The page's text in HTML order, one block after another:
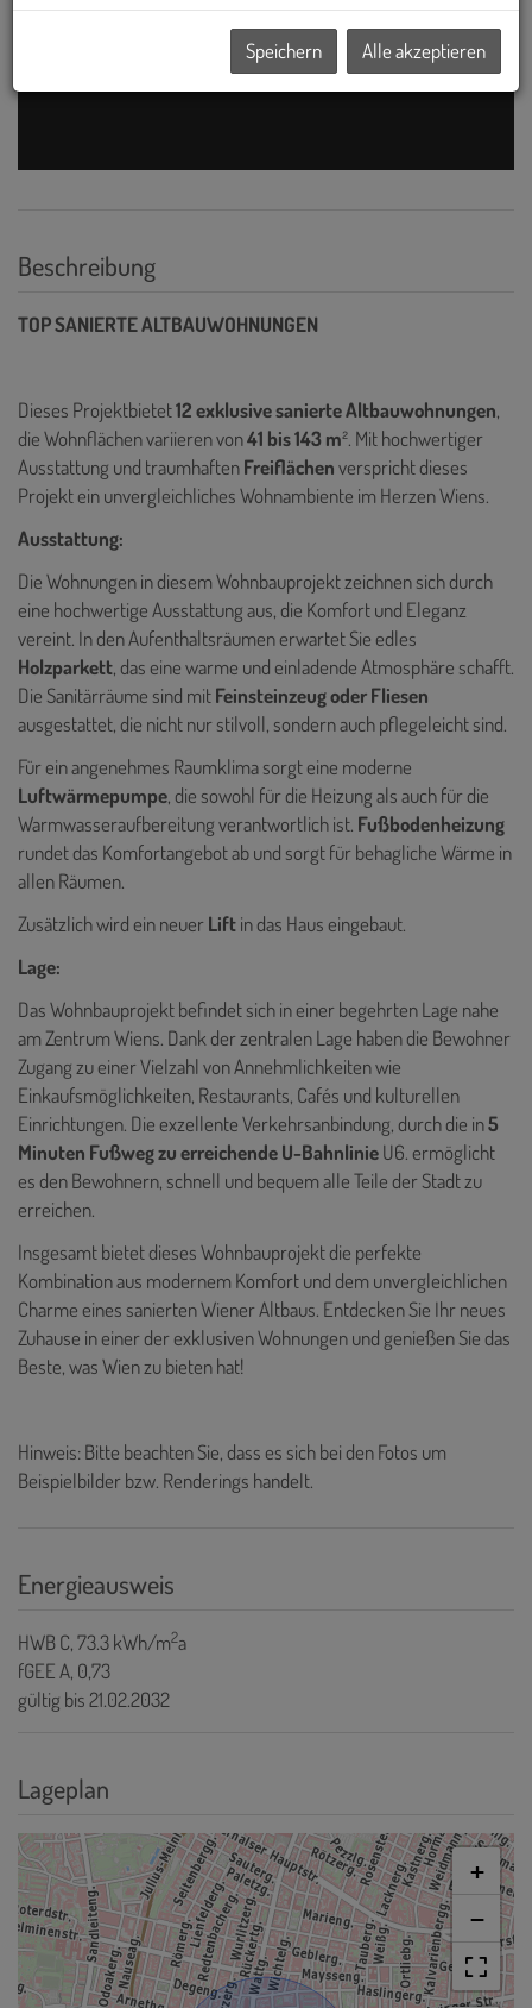
Beschreibung
TOP SANIERTE ALTBAUWOHNUNGEN
Dieses Projektbietet12 exklusive sanierte Altbauwohnungen,
die Wohnflächen variieren von41 bis 143 m². Mit hochwertiger
Ausstattung und traumhaftenFreiflächenverspricht dieses
Projekt ein unvergleichliches Wohnambiente im Herzen Wiens.
Ausstattung:
Die Wohnungen in diesem Wohnbauprojekt zeichnen sich durch
eine hochwertige Ausstattung aus, die Komfort und Eleganz
vereint. In den Aufenthaltsräumen erwartet Sie edles
Holzparkett, das eine warme und einladende Atmosphäre schafft.
Die Sanitärräume sind mitFeinsteinzeug oder Fliesen
ausgestattet, die nicht nur stilvoll, sondern auch pflegeleicht sind.
Für ein angenehmes Raumklima sorgt eine moderne
Luftwärmepumpe, die sowohl für die Heizung als auch für die
Warmwasseraufbereitung verantwortlich ist. Fußbodenheizung
rundet das Komfortangebot ab und sorgt für behagliche Wärme in
allen Räumen.
Zusätzlich wird ein neuerLiftin das Haus eingebaut.
Lage:
Das Wohnbauprojekt befindet sich in einer begehrten Lage nahe
am Zentrum Wiens. Dank der zentralen Lage haben die Bewohner
Zugang zu einer Vielzahl von Annehmlichkeiten wie
Einkaufsmöglichkeiten, Restaurants, Cafés und kulturellen
Einrichtungen. Die exzellente Verkehrsanbindung, durch die in5
Minuten Fußweg zu erreichende U-BahnlinieU6. ermöglicht
es den Bewohnern, schnell und bequem alle Teile der Stadt zu
erreichen.
Insgesamt bietet dieses Wohnbauprojekt die perfekte
Kombination aus modernem Komfort und dem unvergleichlichen
Charme eines sanierten Wiener Altbaus. Entdecken Sie Ihr neues
Zuhause in einer der exklusiven Wohnungen und genießen Sie das
Beste, was Wien zu bieten hat!
Hinweis: Bitte beachten Sie, dass es sich bei den Fotos um
Beispielbilder bzw. Renderings handelt.
Energieausweis
HWBC, 73.3 kWh/m2a
fGEEA, 0,73
gültig bis21.02.2032
Lageplan
+
−
Speichern Alle akzeptieren